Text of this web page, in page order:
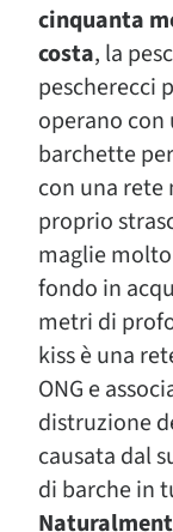
cinquanta
costa, la
pescherecci
operano con
barchette
con una rete
proprio
maglie
fondo in
metri di
kiss è una
ONG e
distruzione
causata dal
di barche in